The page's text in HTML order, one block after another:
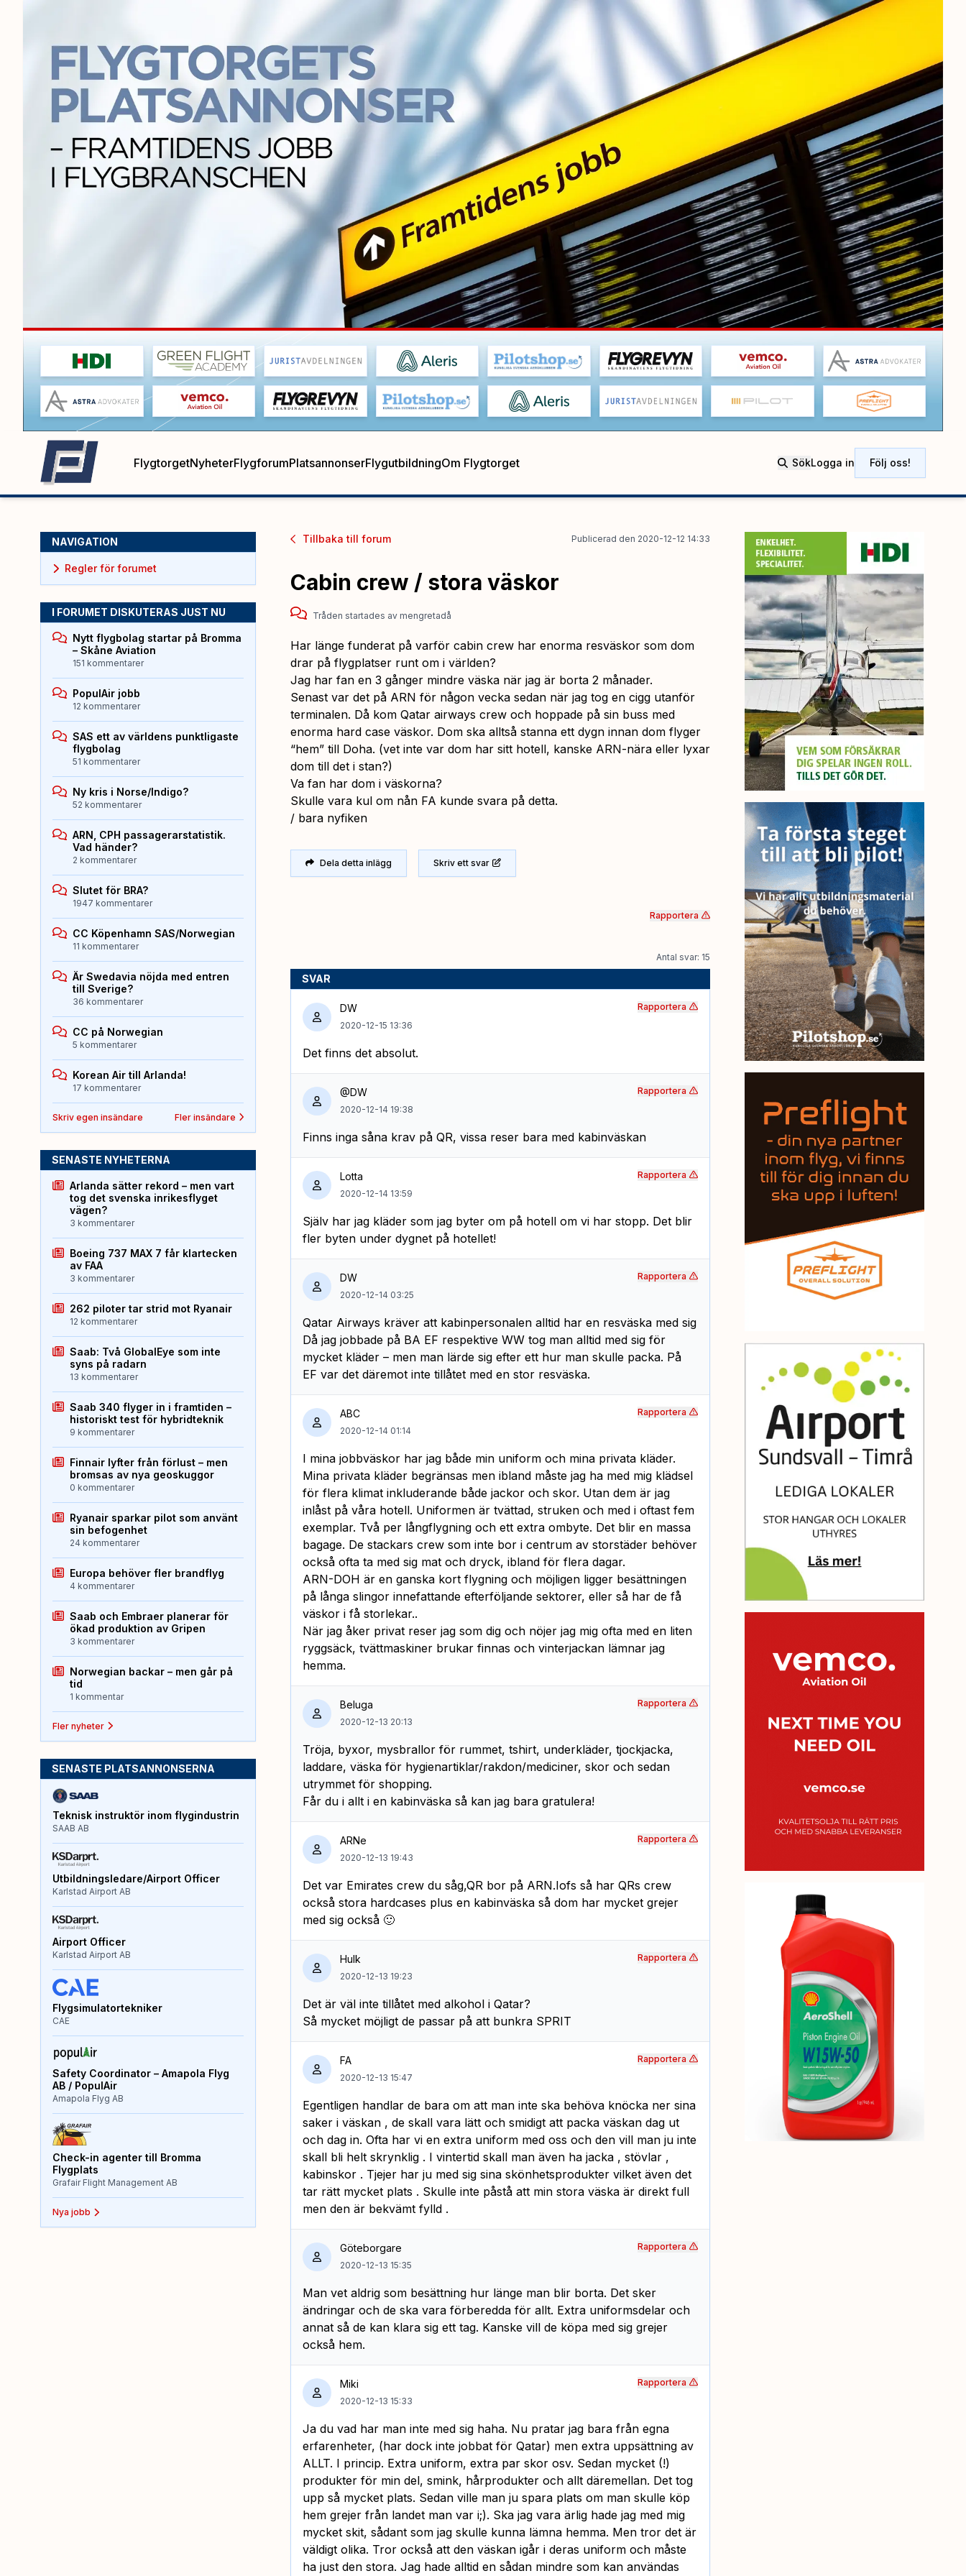
FlygtorgetNyheterFlygforumPlatsannonserFlygutbildningOm Flygtorget SökLogga in Följ oss!
Tillbaka till forum Publicerad den 2020-12-12 14:33
Cabin crew / stora väskor
Tråden startades av mengretadå
Har länge funderat på varför cabin crew har enorma resväskor som dom
drar på flygplatser runt om i världen?
Jag har fan en 3 gånger mindre väska när jag är borta 2 månader.
Senast var det på ARN för någon vecka sedan när jag tog en cigg utanför
terminalen. Då kom Qatar airways crew och hoppade på sin buss med
enorma hard case väskor. Dom ska alltså stanna ett dygn innan dom flyger
“hem” till Doha. (vet inte var dom har sitt hotell, kanske ARN-nära eller lyxar
dom till det i stan?)
Va fan har dom i väskorna?
Skulle vara kul om nån FA kunde svara på detta.
/ bara nyfiken
Dela detta inlägg Skriv ett svar
Rapportera
Antal svar: 15
SVAR
DW
2020-12-15 13:36
Det finns det absolut.
Rapportera
@DW
2020-12-14 19:38
Finns inga såna krav på QR, vissa reser bara med kabinväskan
Rapportera
Lotta
2020-12-14 13:59
Själv har jag kläder som jag byter om på hotell om vi har stopp. Det blir
fler byten under dygnet på hotellet!
Rapportera
DW
2020-12-14 03:25
Qatar Airways kräver att kabinpersonalen alltid har en resväska med sig
Då jag jobbade på BA EF respektive WW tog man alltid med sig för
mycket kläder – men man lärde sig efter ett hur man skulle packa. På
EF var det däremot inte tillåtet med en stor resväska.
Rapportera
ABC
2020-12-14 01:14
I mina jobbväskor har jag både min uniform och mina privata kläder.
Mina privata kläder begränsas men ibland måste jag ha med mig klädsel
för flera klimat inkluderande både jackor och skor. Utan dem är jag
inlåst på våra hotell. Uniformen är tvättad, struken och med i oftast fem
exemplar. Två per långflygning och ett extra ombyte. Det blir en massa
bagage. De stackars crew som inte bor i centrum av storstäder behöver
också ofta ta med sig mat och dryck, ibland för flera dagar.
ARN-DOH är en ganska kort flygning och möjligen ligger besättningen
på långa slingor innefattande efterföljande sektorer, eller så har de få
väskor i få storlekar..
När jag åker privat reser jag som dig och nöjer jag mig ofta med en liten
ryggsäck, tvättmaskiner brukar finnas och vinterjackan lämnar jag
hemma.
Rapportera
Beluga
2020-12-13 20:13
Tröja, byxor, mysbrallor för rummet, tshirt, underkläder, tjockjacka,
laddare, väska för hygienartiklar/rakdon/mediciner, skor och sedan
utrymmet för shopping.
Får du i allt i en kabinväska så kan jag bara gratulera!
Rapportera
ARNe
2020-12-13 19:43
Det var Emirates crew du såg,QR bor på ARN.Iofs så har QRs crew
också stora hardcases plus en kabinväska så dom har mycket grejer
med sig också 🙂
Rapportera
Hulk
2020-12-13 19:23
Det är väl inte tillåtet med alkohol i Qatar?
Så mycket möjligt de passar på att bunkra SPRIT
Rapportera
FA
2020-12-13 15:47
Egentligen handlar de bara om att man inte ska behöva knöcka ner sina
saker i väskan , de skall vara lätt och smidigt att packa väskan dag ut
och dag in. Ofta har vi en extra uniform med oss och den vill man ju inte
skall bli helt skrynklig . I vintertid skall man även ha jacka , stövlar ,
kabinskor . Tjejer har ju med sig sina skönhetsprodukter vilket även det
tar rätt mycket plats . Skulle inte påstå att min stora väska är direkt full
men den är bekvämt fylld .
Rapportera
Göteborgare
2020-12-13 15:35
Man vet aldrig som besättning hur länge man blir borta. Det sker
ändringar och de ska vara förberedda för allt. Extra uniformsdelar och
annat så de kan klara sig ett tag. Kanske vill de köpa med sig grejer
också hem.
Rapportera
Miki
2020-12-13 15:33
Ja du vad har man inte med sig haha. Nu pratar jag bara från egna
erfarenheter, (har dock inte jobbat för Qatar) men extra uppsättning av
ALLT. I princip. Extra uniform, extra par skor osv. Sedan mycket (!)
produkter för min del, smink, hårprodukter och allt däremellan. Det tog
upp så mycket plats. Sedan ville man ju spara plats om man skulle köp
hem grejer från landet man var i;). Ska jag vara ärlig hade jag med mig
mycket skit, sådant som jag skulle kunna lämna hemma. Men tror det är
väldigt olika. Tror också att den väskan igår i deras uniform och måste
ha just den stora. Jag hade alltid en sådan mindre som kan användas
Rapportera
NAVIGATION
Regler för forumet
I FORUMET DISKUTERAS JUST NU
Nytt flygbolag startar på Bromma
– Skåne Aviation
151 kommentarer
PopulAir jobb
12 kommentarer
SAS ett av världens punktligaste
flygbolag
51 kommentarer
Ny kris i Norse/Indigo?
52 kommentarer
ARN, CPH passagerarstatistik.
Vad händer?
2 kommentarer
Slutet för BRA?
1947 kommentarer
CC Köpenhamn SAS/Norwegian
11 kommentarer
Är Swedavia nöjda med entren
till Sverige?
36 kommentarer
CC på Norwegian
5 kommentarer
Korean Air till Arlanda!
17 kommentarer
Skriv egen insändare Fler insändare
SENASTE NYHETERNA
Arlanda sätter rekord – men vart
tog det svenska inrikesflyget
vägen?
3 kommentarer
Boeing 737 MAX 7 får klartecken
av FAA
3 kommentarer
262 piloter tar strid mot Ryanair
12 kommentarer
Saab: Två GlobalEye som inte
syns på radarn
13 kommentarer
Saab 340 flyger in i framtiden –
historiskt test för hybridteknik
9 kommentarer
Finnair lyfter från förlust – men
bromsas av nya geoskuggor
0 kommentarer
Ryanair sparkar pilot som använt
sin befogenhet
24 kommentarer
Europa behöver fler brandflyg
4 kommentarer
Saab och Embraer planerar för
ökad produktion av Gripen
3 kommentarer
Norwegian backar – men går på
tid
1 kommentar
Fler nyheter
SENASTE PLATSANNONSERNA
Teknisk instruktör inom flygindustrin
SAAB AB
Utbildningsledare/Airport Officer
Karlstad Airport AB
Airport Officer
Karlstad Airport AB
Flygsimulatortekniker
CAE
Safety Coordinator – Amapola Flyg
AB / PopulAir
Amapola Flyg AB
Check-in agenter till Bromma
Flygplats
Grafair Flight Management AB
Nya jobb